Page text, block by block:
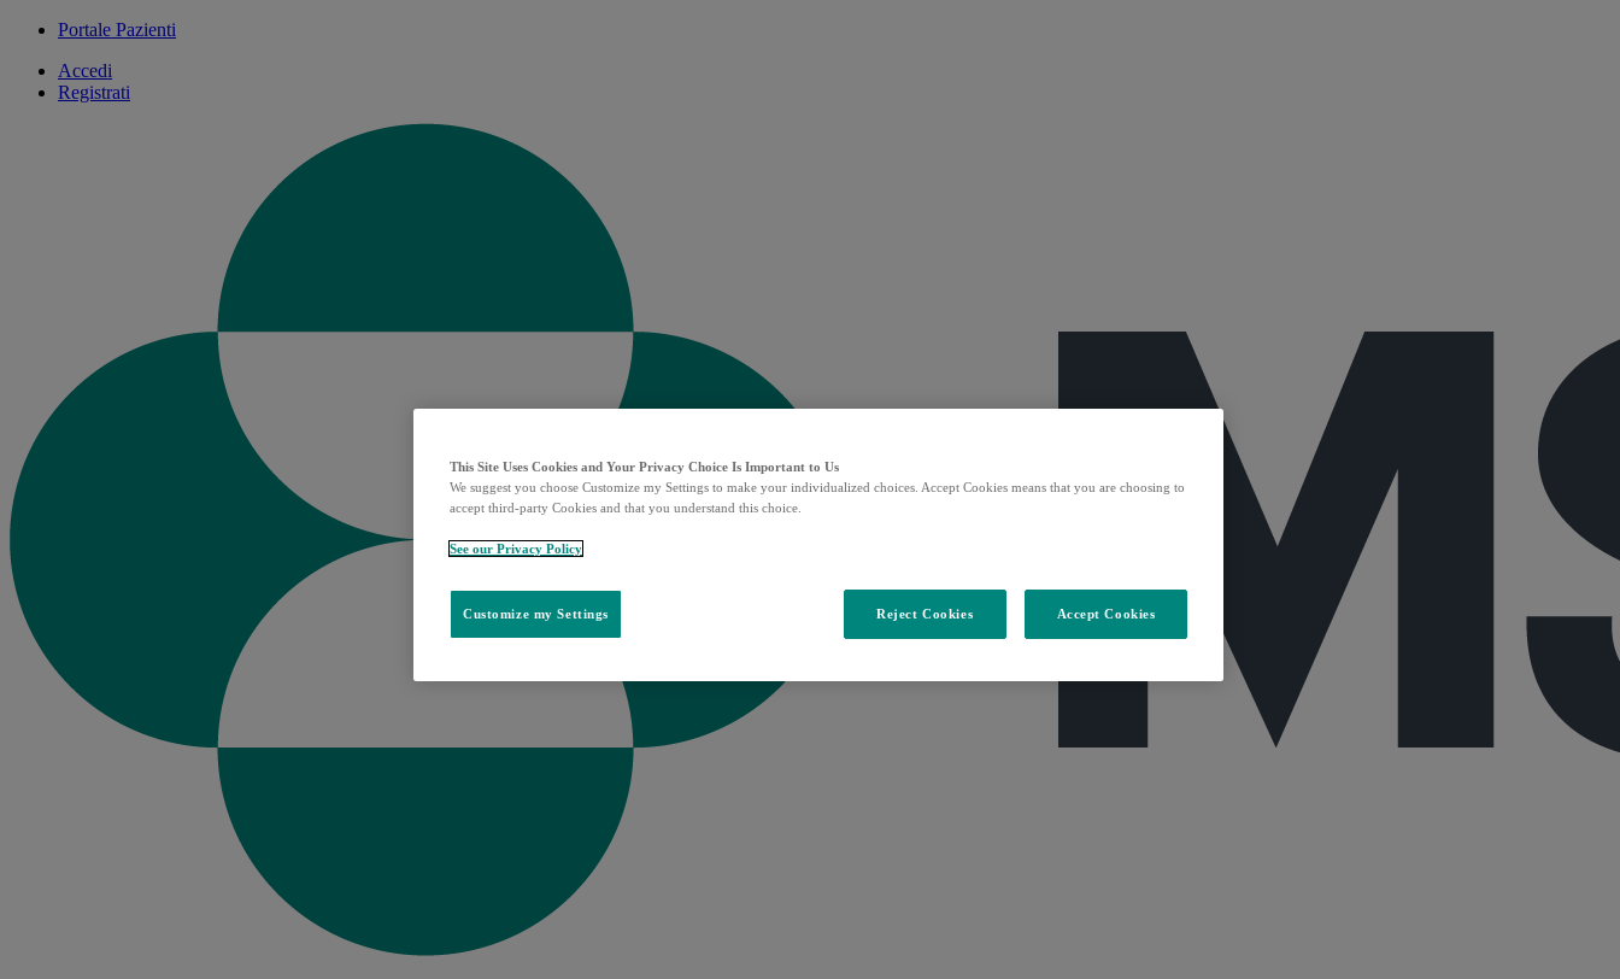
Portale Pazienti
Accedi
Registrati
This Site Uses Cookies and Your Privacy Choice Is Important to Us
We suggest you choose Customize my Settings to make your individualized choices. Accept Cookies means that you are choosing to
accept third-party Cookies and that you understand this choice.
See our Privacy Policy
Customize my Settings Reject Cookies Accept Cookies